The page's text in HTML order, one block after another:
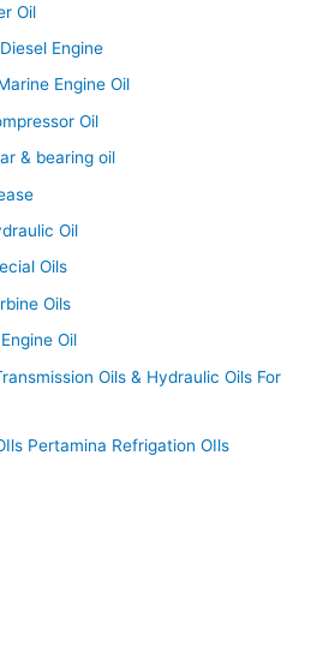
Oil
Engine
Engine Oil
Oil
& bearing oil
Oil
Oils
Oils
Oil
Oils & Hydraulic Oils For
Pertamina Refrigation OIls